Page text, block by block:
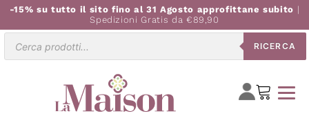
-15% su tutto il sito fino al 31 Agosto approfittane subito |
Spedizioni Gratis da €89,90
RICERCA